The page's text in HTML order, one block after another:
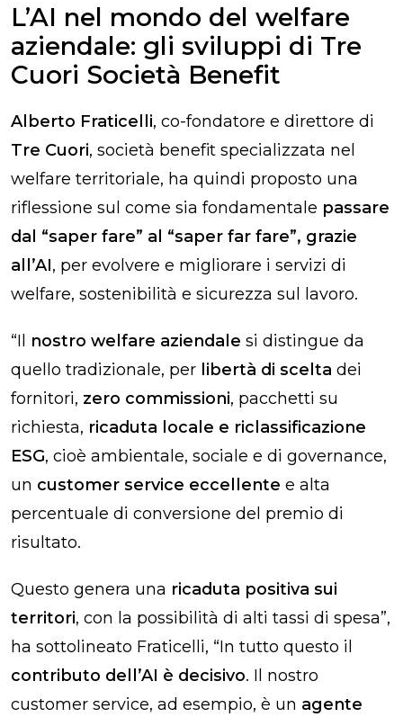
L’AI nel mondo del welfare
aziendale: gli sviluppi di Tre
Cuori Società Benefit
Alberto Fraticelli, co-fondatore e direttore di
Tre Cuori, società benefit specializzata nel
welfare territoriale, ha quindi proposto una
riflessione sul come sia fondamentale passare
dal “saper fare” al “saper far fare”, grazie
all’AI, per evolvere e migliorare i servizi di
welfare, sostenibilità e sicurezza sul lavoro.
“Il nostro welfare aziendale si distingue da
quello tradizionale, per libertà di scelta dei
fornitori, zero commissioni, pacchetti su
richiesta, ricaduta locale e riclassificazione
ESG, cioè ambientale, sociale e di governance,
un customer service eccellente e alta
percentuale di conversione del premio di
risultato.
Questo genera una ricaduta positiva sui
territori, con la possibilità di alti tassi di spesa”,
ha sottolineato Fraticelli, “In tutto questo il
contributo dell’AI è decisivo. Il nostro
customer service, ad esempio, è un agente